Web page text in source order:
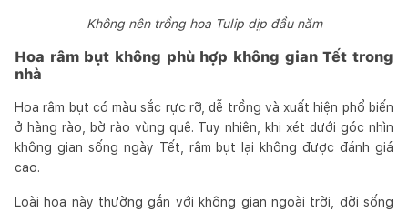
Không nên trồng hoa Tulip dịp đầu năm
Hoa râm bụt không phù hợp không gian Tết trong
nhà
Hoa râm bụt có màu sắc rực rỡ, dễ trồng và xuất hiện phổ biến
ở hàng rào, bờ rào vùng quê. Tuy nhiên, khi xét dưới góc nhìn
không gian sống ngày Tết, râm bụt lại không được đánh giá
cao.
Loài hoa này thường gắn với không gian ngoài trời, đời sống